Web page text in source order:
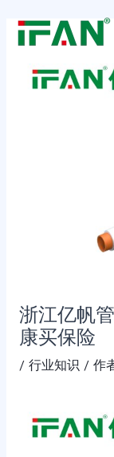
浙江亿帆
康买保险
/ 行业知识 / 作
navigation